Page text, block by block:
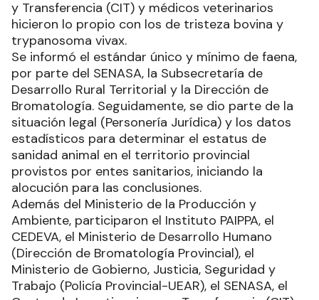
y Transferencia (CIT) y médicos veterinarios
hicieron lo propio con los de tristeza bovina y
trypanosoma vivax.
Se informó el estándar único y mínimo de faena,
por parte del SENASA, la Subsecretaría de
Desarrollo Rural Territorial y la Dirección de
Bromatología. Seguidamente, se dio parte de la
situación legal (Personería Jurídica) y los datos
estadísticos para determinar el estatus de
sanidad animal en el territorio provincial
provistos por entes sanitarios, iniciando la
alocución para las conclusiones.
Además del Ministerio de la Producción y
Ambiente, participaron el Instituto PAIPPA, el
CEDEVA, el Ministerio de Desarrollo Humano
(Dirección de Bromatología Provincial), el
Ministerio de Gobierno, Justicia, Seguridad y
Trabajo (Policía Provincial-UEAR), el SENASA, el